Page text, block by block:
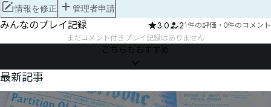
情報を修正 管理者申請
みんなのプレイ記録 3.0 21件の評価 ・ 0件のコメント
まだコメント付きプレイ記録はありません
こちらもおすすめ
NEWS
最新記事